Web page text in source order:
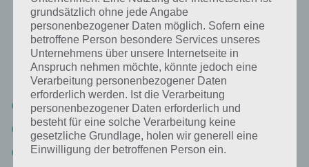
94%
Nachfolgend findest du alle richtigen Antworten zum Sachverhalt
Berühmte Tennisturniere in der App 94%. Die Lösung ist dabei nach
den Prozent-Werten sortiert. Hier die Antworten:
Wimbledon (41%)
French Open (20%)
Australian Open (19%)
grundsätzlich ohne jede Angabe
personenbezogener Daten möglich. Sofern eine
betroffene Person besondere Services unseres
Unternehmens über unsere Internetseite in
Anspruch nehmen möchte, könnte jedoch eine
Verarbeitung personenbezogener Daten
erforderlich werden. Ist die Verarbeitung
personenbezogener Daten erforderlich und
besteht für eine solche Verarbeitung keine
gesetzliche Grundlage, holen wir generell eine
Einwilligung der betroffenen Person ein.